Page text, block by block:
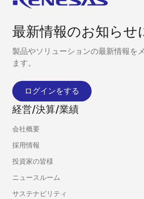
最新情報のお知らせ
製品やソリューションの最新情報を
ます。
ログインをする
経営/決算/業績
会社概要
採用情報
投資家の皆様
ニュースルーム
サステナビリティ